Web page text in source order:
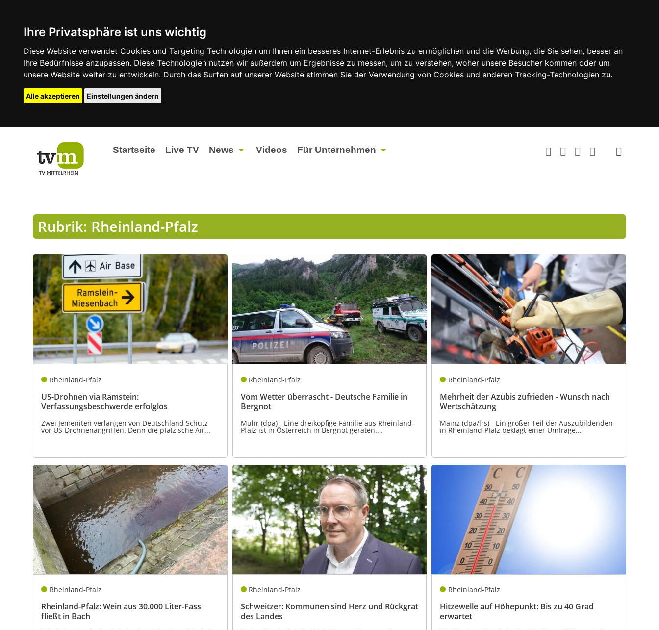
Ihre Privatsphäre ist uns wichtig
Diese Website verwendet Cookies und Targeting Technologien um Ihnen ein besseres Internet-Erlebnis zu ermöglichen und die Werbung, die Sie sehen, besser an
Ihre Bedürfnisse anzupassen. Diese Technologien nutzen wir außerdem um Ergebnisse zu messen, um zu verstehen, woher unsere Besucher kommen oder um
unsere Website weiter zu entwickeln. Durch das Surfen auf unserer Website stimmen Sie der Verwendung von Cookies und anderen Tracking-Technologien zu.
Alle akzeptieren Einstellungen ändern
Startseite Live TV News
Landtagswahlen 2026
Lokales
Partner Content
Sport
Videos Für Unternehmen
Rubrik: Rheinland-Pfalz
Rheinland-Pfalz
US-Drohnen via Ramstein:
Verfassungsbeschwerde erfolglos
Zwei Jemeniten verlangen von Deutschland Schutz
vor US-Drohnenangriffen. Denn die pfälzische Air...
Rheinland-Pfalz
Vom Wetter überrascht - Deutsche Familie in
Bergnot
Muhr (dpa) - Eine dreiköpfige Familie aus Rheinland-
Pfalz ist in Österreich in Bergnot geraten....
Rheinland-Pfalz
Mehrheit der Azubis zufrieden - Wunsch nach
Wertschätzung
Mainz (dpa/lrs) - Ein großer Teil der Auszubildenden
in Rheinland-Pfalz beklagt einer Umfrage...
Rheinland-Pfalz
Rheinland-Pfalz: Wein aus 30.000 Liter-Fass
fließt in Bach
Rheinland-Pfalz
Schweitzer: Kommunen sind Herz und Rückgrat
des Landes
Rheinland-Pfalz
Hitzewelle auf Höhepunkt: Bis zu 40 Grad
erwartet